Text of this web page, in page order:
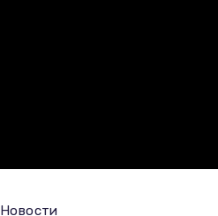
Новости